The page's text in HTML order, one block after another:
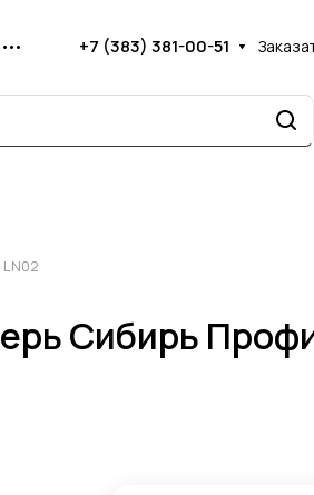
+7 (383) 381-00-51
Сибирь